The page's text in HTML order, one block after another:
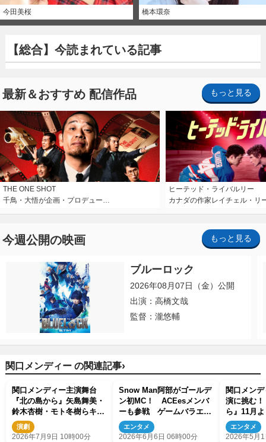
今田美桜 橋本環奈
【総合】今読まれている記事
最新＆おすすめ 配信作品 もっと見る
THE ONE SHOT
千鳥・大悟が企画・プロデュー…
ヒーテッド・ライバルリー
カナダの作家レイチェル・リ
今週公開の映画 もっと見る
ブルーロック
2026年08月07日（金）公開
出演：高橋文哉
監督：瀧悠輔
関口メンディー の関連記事›
関口メンディー主演舞台
『北の島から』矢島舞美・
鈴木杏樹・モト冬樹らキャ
スト発表！
演劇
2026年7月9日 10時00分
Snow Man阿部がゴールデ
ン初MC！ ACEesメンバ
ーも参戦 ゲームバラエテ
ィー『ジャンオニ!!!』6.13
放送
エンタメ
2026年6月6日 06時00分
関口メン
演に挑む
ら』11月
って泣け
エンタメ
2026年5月